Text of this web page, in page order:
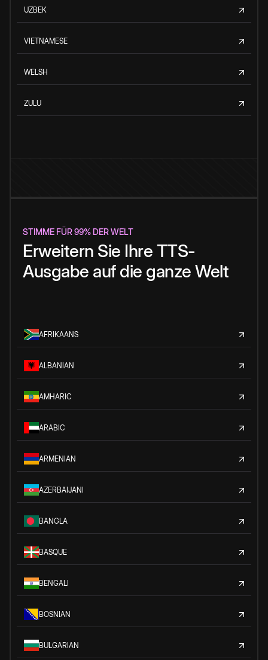
UZBEK
VIETNAMESE
WELSH
ZULU
STIMME FÜR 99% DER WELT
Erweitern Sie Ihre TTS-
Ausgabe auf die ganze Welt
AFRIKAANS
ALBANIAN
AMHARIC
ARABIC
ARMENIAN
AZERBAIJANI
BANGLA
BASQUE
BENGALI
BOSNIAN
BULGARIAN